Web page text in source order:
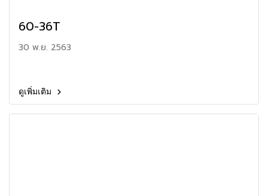
60-36T
30 พ.ย. 2563
ดูเพิ่มเติม